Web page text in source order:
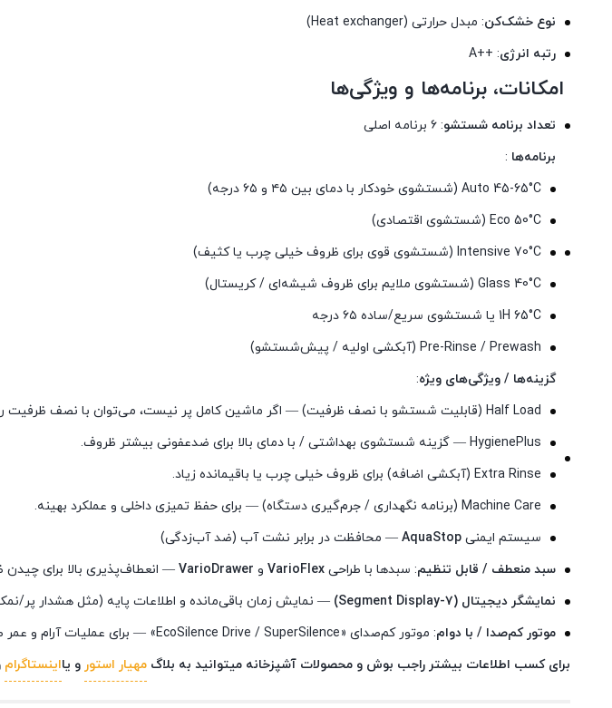
نوع خشک‌کن: مبدل حرارتی (Heat exchanger)
رتبه انرژی: ++A
امکانات، برنامه‌ها و ویژگی‌ها
تعداد برنامه شستشو: ۶ برنامه اصلی
برنامه‌ها :
Auto 45-65°C (شستشوی خودکار با دمای بین ۴۵ و ۶۵ درجه)
Eco 50°C (شستشوی اقتصادی)
Intensive 70°C (شستشوی قوی برای ظروف خیلی چرب یا کثیف)
Glass 40°C (شستشوی ملایم برای ظروف شیشه‌ای / کریستال)
1H 65°C یا شستشوی سریع/ساده ۶۵ درجه
Pre-Rinse / Prewash (آبکشی اولیه / پیش‌شستشو)
گزینه‌ها / ویژگی‌های ویژه:
Half Load (قابلیت شستشو با نصف ظرفیت) — اگر ماشین کامل پر نیست، می‌توان با نصف ظرفیت روشن کرد.
HygienePlus — گزینه شستشوی بهداشتی / با دمای بالا برای ضدعفونی بیشتر ظروف.
Extra Rinse (آبکشی اضافه) برای ظروف خیلی چرب یا باقیمانده زیاد.
Machine Care (برنامه نگهداری / جرم‌گیری دستگاه) — برای حفظ تمیزی داخلی و عملکرد بهینه.
سیستم ایمنیAquaStop — محافظت در برابر نشت آب (ضد آب‎‌زدگی)
سبد منعطف / قابل تنظیم: سبدها با طراحیVarioFlex و VarioDrawer — انعطاف‌پذیری بالا برای
نمایشگر دیجیتال (۷-Segment Display)
— نمایش زمان باقی‌مانده و اطلاعات پایه (مثل هشدار پر/
موتور کم‌صدا / با دوام: موتور کم‌صدای «EcoSilence Drive / SuperSilence» — برای عملیات آرام و عمر طولانی.
برای کسب اطلاعات بیشتر راجب بوش و محصولات آشپزخانه میتوانید به بلاگمهیار استور و یااینستاگرام